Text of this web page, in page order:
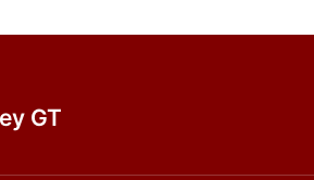
GT